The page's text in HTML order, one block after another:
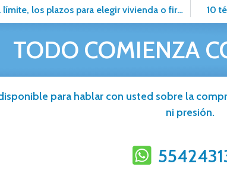
FOVISSSTE suspende, sin fecha límite, los plazos para elegir vivienda o firmar escrituras 10
TODO COMIENZA
para hablar con usted sobre la
ni presión.